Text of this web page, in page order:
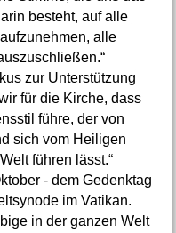
besteht, auf alle
alle
zur Unterstützung
für die Kirche, dass
führe, der von
sich vom Heiligen
führen lässt.“
- dem Gedenktag
im Vatikan.
in der ganzen Welt